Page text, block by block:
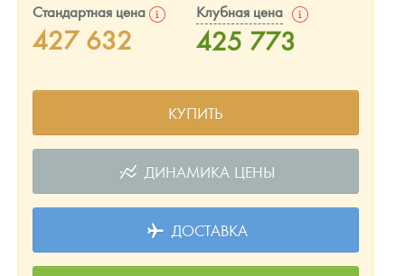
Книги по нумизматике
Стандартная цена
427 632
Клубная цена
425 773
КУПИТЬ
ДИНАМИКА ЦЕНЫ
ДОСТАВКА